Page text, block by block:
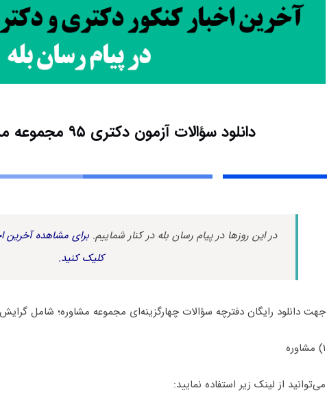
دانلود سؤالات آزمون دکتری ۹۵ مجموعه مشاوره کد ۲۱۱۲
در این روزها در پیام رسان بله در کنار شماییم. برای مشاهده آخرین
کلیک کنید.
جهت دانلود رایگان دفترچه سؤالات چهارگزینه‌ای مجموعه مشاوره؛ شامل
۱) مشاوره
می‌توانید از لینک زیر استفاده نمایید: